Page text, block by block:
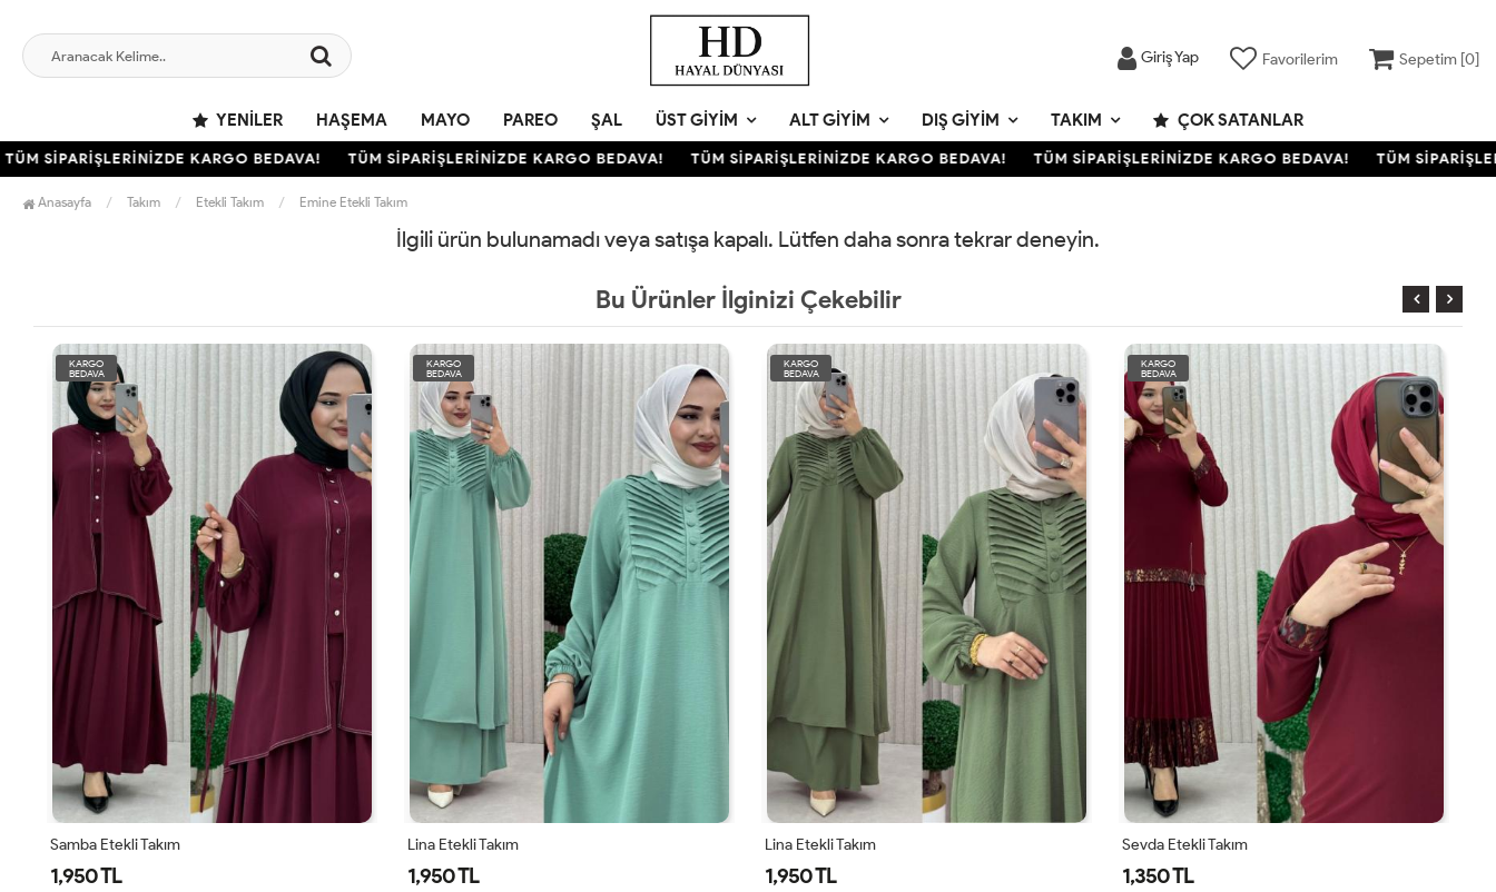
Giriş Yap Favorilerim Sepetim [0]
YENILER HAŞEMA MAYO PAREO ŞAL ÜST GIYIM ALT GIYIM DIŞ GIYIM TAKIM ÇOK SATANLAR
SİPARİŞLERİNİZDE KARGO BEDAVA! TÜM SİPARİŞLERİNİZDE KARGO BEDAVA! TÜM SİPARİŞLERİNİZDE KARGO BEDAVA! TÜM SİPARİŞLERİNİZDE KARGO BEDAVA! TÜM
Anasayfa Takım Etekli Takım Emine Etekli Takım
İlgili ürün bulunamadı veya satışa kapalı. Lütfen daha sonra tekrar deneyin.
Bu Ürünler İlginizi Çekebilir
KARGO
BEDAVA
Samba Etekli Takım
1,950 TL
KARGO
BEDAVA
Lina Etekli Takım
1,950 TL
KARGO
BEDAVA
Lina Etekli Takım
1,950 TL
KARGO
BEDAVA
Sevda Etekli Takım
1,350 TL